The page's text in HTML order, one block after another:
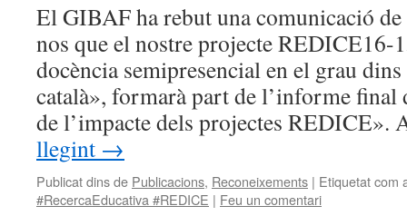
El GIBAF ha rebut una comunicació
nos que el nostre projecte REDICE16-
docència semipresencial en el grau
català», formarà part de l’informe final
de l’impacte dels projectes
llegint →
Publicat dins de Publicacions, Reconeixements | Etiquetat com
#RecercaEducativa #REDICE | Feu un comentari